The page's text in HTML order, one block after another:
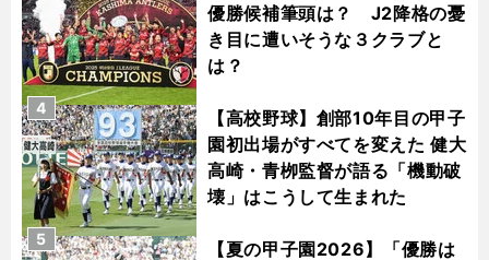
優勝候補筆頭は？ J2降格の憂
き目に遭いそうな３クラブと
は？
【高校野球】創部10年目の甲子
園初出場がすべてを変えた 健大
高崎・青栁監督が語る「機動破
壊」はこうして生まれた
4
【夏の甲子園2026】「優勝は
5